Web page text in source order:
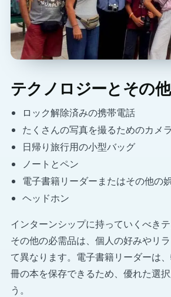
テクノロジーとその他
ロック解除済みの携帯電話
たくさんの写真を撮るためのカメラ
日帰り旅行用の小型バッグ
ノートとペン
電子書籍リーダーまたはその他の
ヘッドホン
インターンシップに持っていくべき
その他の必需品は、個人の好みやリ
て異なります。電子書籍リーダーは
冊の本を保存できるため、優れた選
う。